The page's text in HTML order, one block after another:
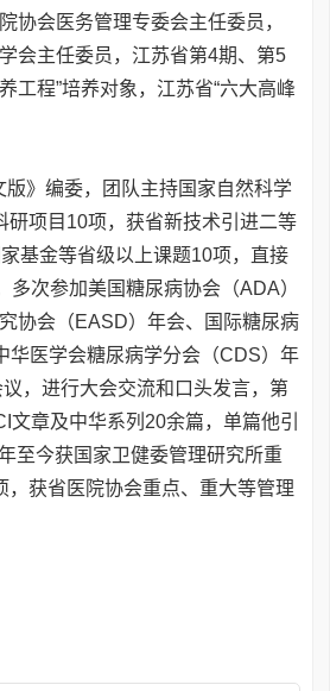
协会医务管理专委会主任委员，
会主任委员，江苏省第4期、第5
工程”培养对象，江苏省“六大高峰
版》编委，团队主持国家自然科学
研项目10项，获省新技术引进二等
基金等省级以上课题10项，直接
多次参加美国糖尿病协会（ADA）
协会（EASD）年会、国际糖尿病
华医学会糖尿病学分会（CDS）年
，进行大会交流和口头发言，第
文章及中华系列20余篇，单篇他引
至今获国家卫健委管理研究所重
，获省医院协会重点、重大等管理